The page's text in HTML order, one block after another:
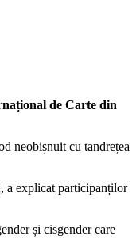
de Carte din
neobișnuit cu tandrețea
a explicat participanților
și cisgender care